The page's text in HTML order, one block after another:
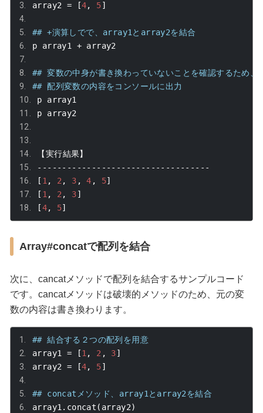
array2 = [4, 5]
## +演算しでで、array1とarray2を結合
p array1 + array2
## 変数の中身が書き換わっていないことを確認するため、
## 配列変数の内容をコンソールに出力
p array1
p array2
【実行結果】
-----------------------------------
[ 1, 2, 3 , 4 , 5]
[ 1, 2, 3]
[4, 5]
Array#concatで配列を結合
次に、 cancatメソッドで配列を結合するサンプルコード
です。 cancatメソッドは破壊的メソッドのため、元の変
数の内容は書き換わります。
## 結合する２つの配列を用意
array1 = [1, 2 , 3]
array2 = [4, 5]
## concatメソッド、array1とarray2を結合
array1. concat ( array2)